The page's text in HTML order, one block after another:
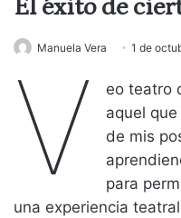
El éxito de
Manuela Vera 1 de
V
eo teatro
aquel
de mis
para
una experiencia